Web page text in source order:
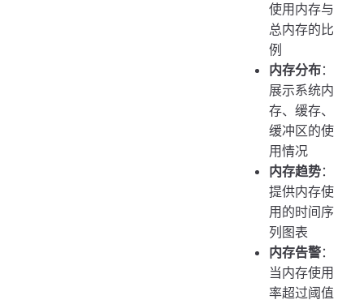
使用内存与
总内存的比
例
内存分布：
展示系统内
存、缓存、
缓冲区的使
用情况
内存趋势：
提供内存使
用的时间序
列图表
内存告警：
当内存使用
率超过阈值